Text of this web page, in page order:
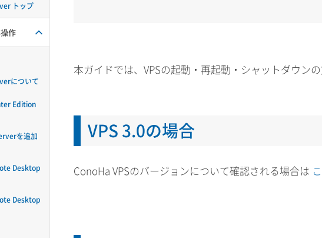
トップ
作
について
Edition
を追加
Desktop
Desktop
本ガイドでは、VPSの起動・再起動・シャットダウン
VPS 3.0の場合
ConoHa VPSのバージョンについて確認される場合は